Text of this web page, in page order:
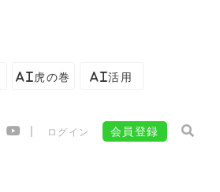
AI虎の巻 AI活用
ログイン 会員登録